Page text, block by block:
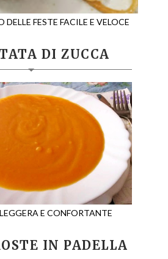
FESTE FACILE E VELOCE
DI ZUCCA
E CONFORTANTE
IN PADELLA